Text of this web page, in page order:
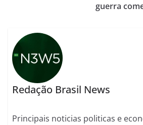
guerra
Redação Brasil News
Principais noticias politicas e